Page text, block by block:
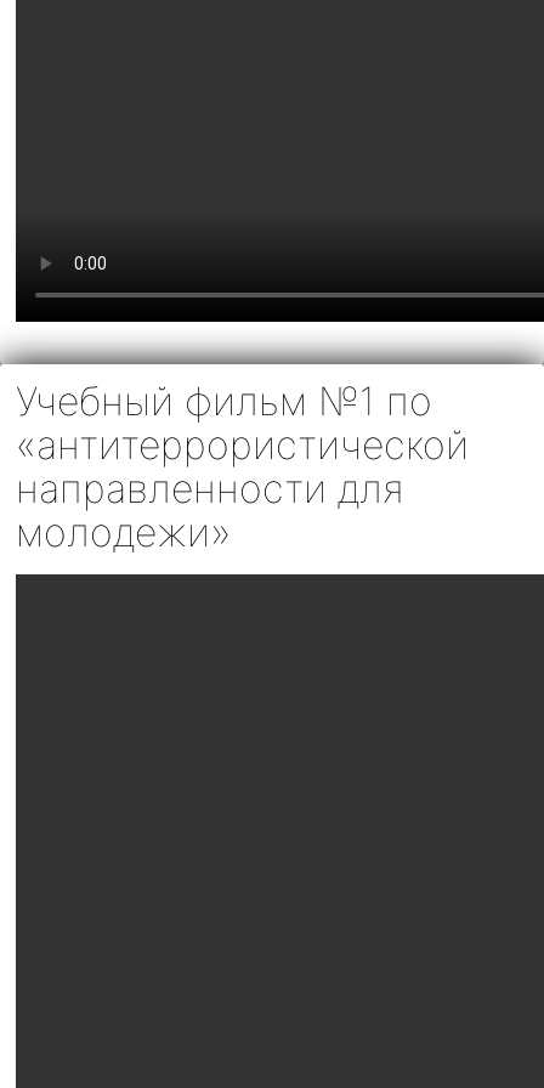
Учебный фильм №1 по
«антитеррористической
направленности для
молодежи»